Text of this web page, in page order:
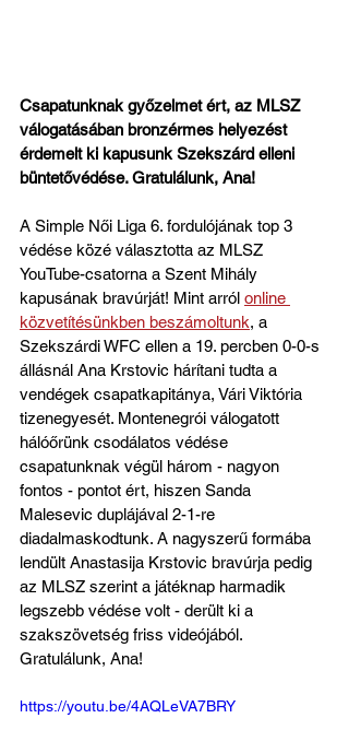
Csapatunknak győzelmet ért, az MLSZ
válogatásában bronzérmes helyezést
érdemelt ki kapusunk Szekszárd elleni
büntetővédése. Gratulálunk, Ana!
A Simple Női Liga 6. fordulójának top 3
védése közé választotta az MLSZ
YouTube-csatorna a Szent Mihály
kapusának bravúrját! Mint arról online
közvetítésünkben beszámoltunk, a
Szekszárdi WFC ellen a 19. percben 0-0-s
állásnál Ana Krstovic hárítani tudta a
vendégek csapatkapitánya, Vári Viktória
tizenegyesét. Montenegrói válogatott
hálóőrünk csodálatos védése
csapatunknak végül három - nagyon
fontos - pontot ért, hiszen Sanda
Malesevic duplájával 2-1-re
diadalmaskodtunk. A nagyszerű formába
lendült Anastasija Krstovic bravúrja pedig
az MLSZ szerint a játéknap harmadik
legszebb védése volt - derült ki a
szakszövetség friss videójából.
Gratulálunk, Ana!
https://youtu.be/4AQLeVA7BRY